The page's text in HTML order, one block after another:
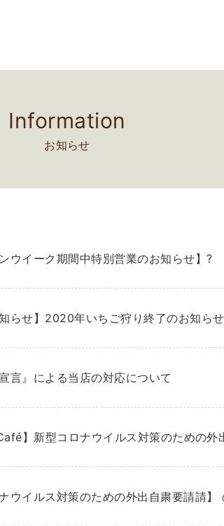
Information
お知らせ
ンウイーク期間中特別営業のお知らせ】?
知らせ】2020年いちご狩り終了のお知らせ
言』による当店の対応について
】新型コロナウイルス対策のための外
ナウイルス対策のための外出自粛要請請